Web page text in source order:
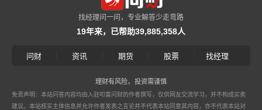
找经理问一问，专业解答少走弯路
19年来，已帮助39,885,358人
问财 资讯 期货 股票 找经理
理财有风险，投资需谨慎
免责声明：本站问答内容均由入驻叩富问财的作者撰写，仅供网友交流学习，并不构成买卖
建议。本站核实主体信息并允许作者发表之言论并不代表本站同意其内容，亦不代表本站对